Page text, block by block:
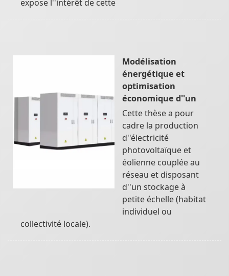
expose l''intérêt de cette
Modélisation
énergétique et
optimisation
économique d''un
Cette thèse a pour
cadre la production
d''électricité
photovoltaïque et
éolienne couplée au
réseau et disposant
d''un stockage à
petite échelle (habitat
individuel ou
collectivité locale).